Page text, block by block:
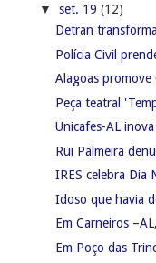
▼ set. 19 (12)
Detran
Polícia Civil
Alagoas promove
Peça teatral
Unicafes-AL
Rui Palmeira
IRES celebra Dia
Idoso que havia
Em Carneiros
Em Poço das